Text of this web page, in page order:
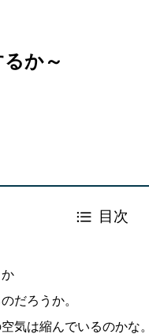
か～
目次
だろうか。
気は縮んでいるのかな。